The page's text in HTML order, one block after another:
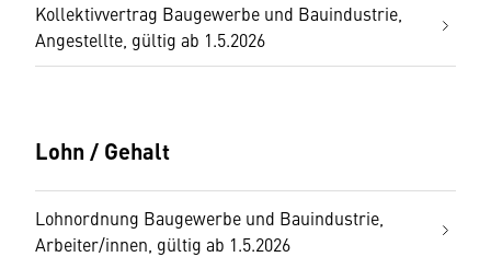
Kollektivvertrag Baugewerbe und Bauindustrie,
Angestellte, gültig ab 1.5.2026
Lohn / Gehalt
Lohnordnung Baugewerbe und Bauindustrie,
Arbeiter/innen, gültig ab 1.5.2026